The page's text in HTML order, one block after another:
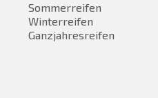
Sommerreifen
Winterreifen
Ganzjahresreifen